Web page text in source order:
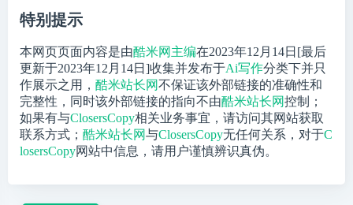
特别提示
本网页页面内容是由酷米网主编在2023年12月14日[最后
更新于2023年12月14日]收集并发布于Ai写作分类下并只
作展示之用， 酷米站长网不保证该外部链接的准确性和
完整性，同时该外部链接的指向不由酷米站长网控制；
如果有与ClosersCopy相关业务事宜，请访问其网站获取
联系方式； 酷米站长网与ClosersCopy无任何关系，对于C
losersCopy网站中信息，请用户谨慎辨识真伪。